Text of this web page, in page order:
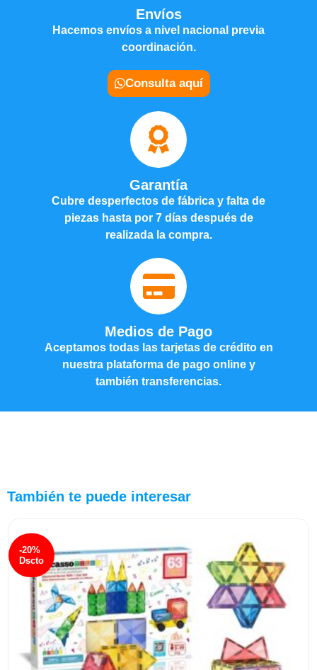
Envíos
Hacemos envíos a nivel nacional previa
coordinación.
Consulta aquí
Garantía
Cubre desperfectos de fábrica y falta de
piezas hasta por 7 días después de
realizada la compra.
Medios de Pago
Aceptamos todas las tarjetas de crédito en
nuestra plataforma de pago online y
también transferencias.
También te puede interesar
-20%
Dscto